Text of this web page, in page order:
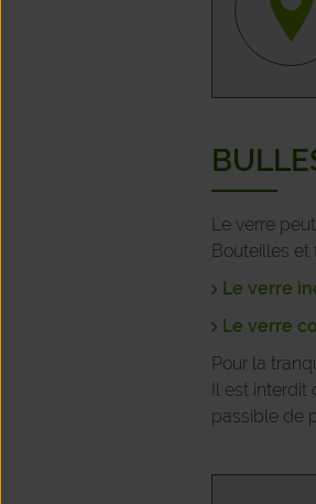
Le verre
Bouteilles et
Le verre
Le verre
Pour la
Il est interdit
passible de